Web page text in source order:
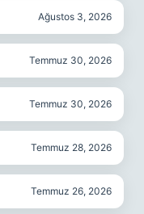
Ağustos 3, 2026
Temmuz 30, 2026
Temmuz 30, 2026
Temmuz 28, 2026
Temmuz 26, 2026